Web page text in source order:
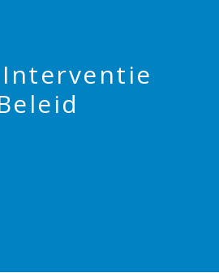
Interventie